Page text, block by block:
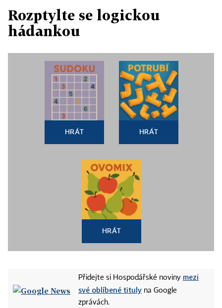
Rozptylte se logickou
hádankou
HRÁT HRÁT
HRÁT
Přidejte si Hospodářské noviny mezi
své oblíbené tituly na Google
zprávách.